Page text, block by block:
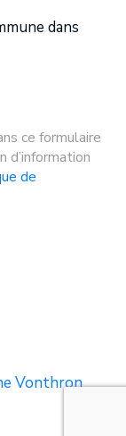
dans
ce formulaire
d’information
de
Vonthron